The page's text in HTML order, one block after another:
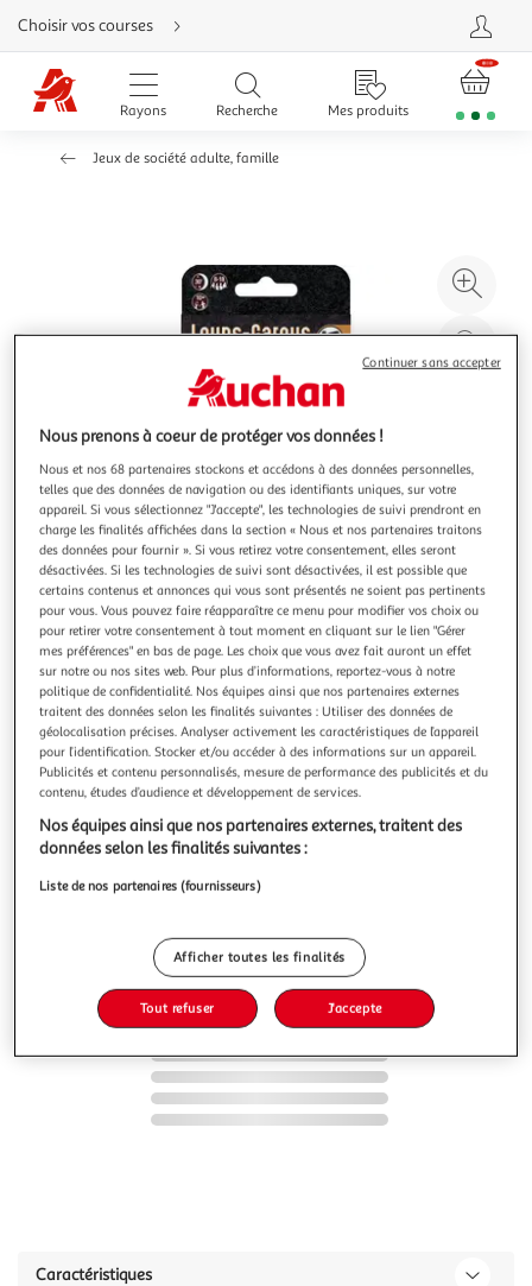
Aller
directement
au
contenu
Aller
directement
Aller
Choisir vos courses
Rayons Recherche Mes produits
Jeux de société adulte, famille
à
ASMODEE
Jeu Loups-Garous Classique
Vendu parAuchan
Choisir un magasin
Retrait 1h en magasin
Paiement en ligne ·Service offert
8,99€
Caractéristiques
Nous prenons à coeur de protéger vos données !
Nous et nos 68 partenaires stockons et accédons à des données personnelles,
telles que des données de navigation ou des identifiants uniques, sur votre
appareil. Si vous sélectionnez "J'accepte", les technologies de suivi prendront en
charge les finalités affichées dans la section « Nous et nos partenaires traitons
des données pour fournir ». Si vous retirez votre consentement, elles seront
désactivées. Si les technologies de suivi sont désactivées, il est possible que
certains contenus et annonces qui vous sont présentés ne soient pas pertinents
pour vous. Vous pouvez faire réapparaître ce menu pour modifier vos choix ou
pour retirer votre consentement à tout moment en cliquant sur le lien "Gérer
mes préférences" en bas de page. Les choix que vous avez fait auront un effet
sur notre ou nos sites web. Pour plus d’informations, reportez-vous à notre
politique de confidentialité. Nos équipes ainsi que nos partenaires externes
traitent des données selon les finalités suivantes : Utiliser des données de
géolocalisation précises. Analyser activement les caractéristiques de l’appareil
pour l’identification. Stocker et/ou accéder à des informations sur un appareil.
Publicités et contenu personnalisés, mesure de performance des publicités et du
contenu, études d’audience et développement de services.
Nos équipes ainsi que nos partenaires externes, traitent des
données selon les finalités suivantes :
Liste de nos partenaires (fournisseurs)
Afficher toutes les finalités
Tout refuser J'accepte
Continuer sans accepter